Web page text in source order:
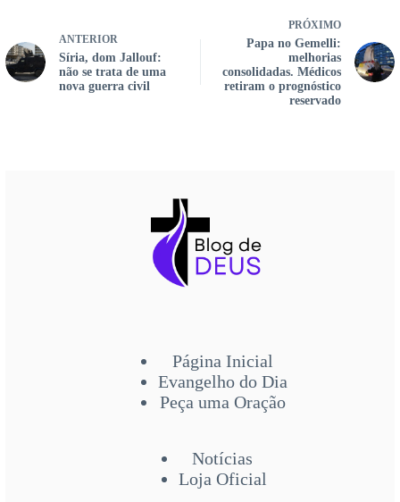
ANTERIOR
Síria, dom Jallouf:
não se trata de uma
nova guerra civil
PRÓXIMO
Papa no Gemelli:
melhorias
consolidadas. Médicos
retiram o prognóstico
reservado
Página Inicial
Evangelho do Dia
Peça uma Oração
Notícias
Loja Oficial